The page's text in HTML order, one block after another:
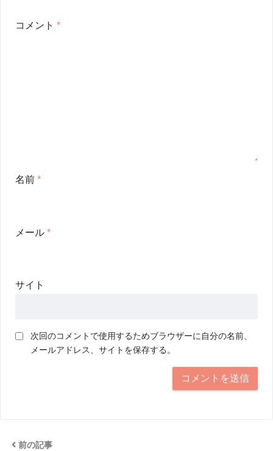
コメント *
名前 *
メール *
サイト
次回のコメントで使用するためブラウザーに自分の名前、
メールアドレス、サイトを保存する。
前の記事